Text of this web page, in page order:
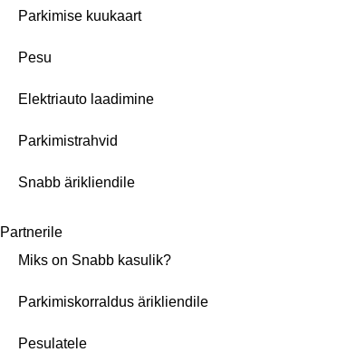
Parkimise kuukaart
Pesu
Elektriauto laadimine
Parkimistrahvid
Snabb ärikliendile
Partnerile
Miks on Snabb kasulik?
Parkimiskorraldus ärikliendile
Pesulatele